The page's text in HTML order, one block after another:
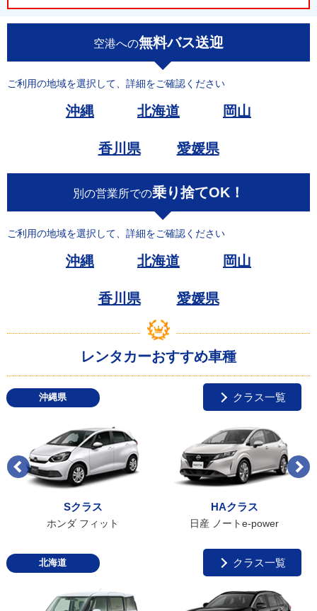
空港への無料バス送迎
ご利用の地域を選択して、詳細をご確認ください
沖縄 北海道 岡山
香川県 愛媛県
別の営業所での乗り捨てOK！
ご利用の地域を選択して、詳細をご確認ください
沖縄 北海道 岡山
香川県 愛媛県
レンタカーおすすめ車種
沖縄県 クラス一覧
Sクラス
ホンダ フィット
HAクラス
日産 ノートe-power
北海道 クラス一覧